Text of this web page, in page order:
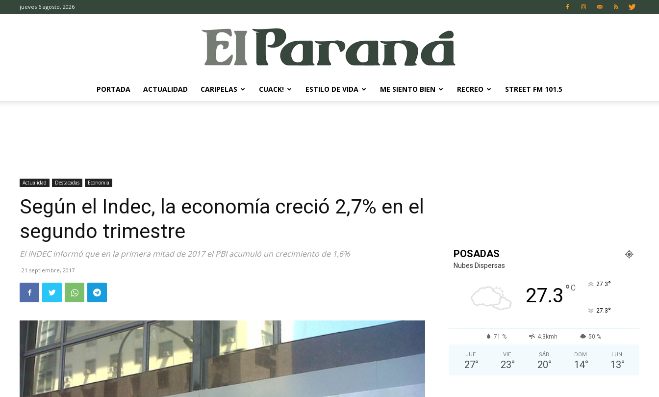
jueves 6 agosto, 2026
PORTADA ACTUALIDAD CARIPELAS CUACK! ESTILO DE VIDA ME SIENTO BIEN RECREO STREET FM 101.5
Actualidad Destacadas Economia
Según el Indec, la economía creció 2,7% en el
segundo trimestre
El INDEC informó que en la primera mitad de 2017 el PBI acumuló un crecimiento de 1,6%
21 septiembre, 2017
POSADAS
Nubes Dispersas
27.3 °C 27.3°
27.3°
71 % 4.3kmh 50 %
JUE
27°
VIE
23°
SÁB
20°
DOM
14°
LUN
13°